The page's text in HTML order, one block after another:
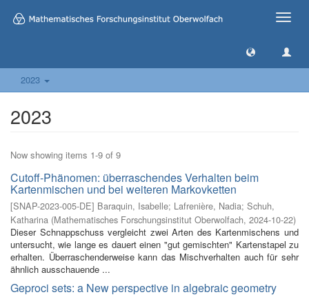
Toggle
2023
2023
Now showing items 1-9 of 9
Cutoff-Phänomen: überraschendes Verhalten beim
Kartenmischen und bei weiteren Markovketten
[SNAP-2023-005-DE] Baraquin, Isabelle; Lafrenière, Nadia; Schuh,
Katharina (Mathematisches Forschungsinstitut Oberwolfach, 2024-10-22)
Dieser Schnappschuss vergleicht zwei Arten des Kartenmischens und
untersucht, wie lange es dauert einen "gut gemischten" Kartenstapel zu
erhalten. Überraschenderweise kann das Mischverhalten auch für sehr
ähnlich ausschauende ...
Geproci sets: a New perspective in algebraic geometry